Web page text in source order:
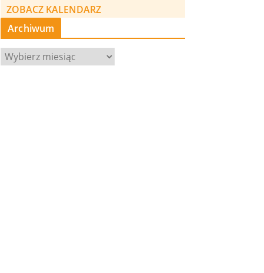
ZOBACZ KALENDARZ
Archiwum
A
r